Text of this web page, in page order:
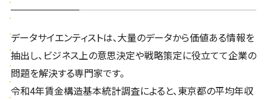
データサイエンティストは、大量のデータから価値ある情報を
抽出し、ビジネス上の意思決定や戦略策定に役立てて企業の
問題を解決する専門家です。
令和4年賃金構造基本統計調査によると、東京都の平均年収